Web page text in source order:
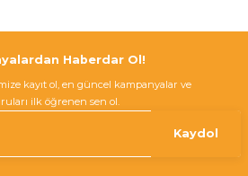
Haberdar Ol!
kayıt ol, en güncel kampanyalar ve
ilk öğrenen sen ol.
Kaydol